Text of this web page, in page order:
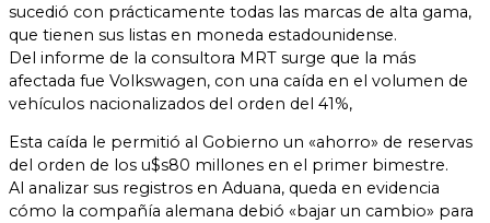
sucedió con prácticamente todas las marcas de alta gama,
que tienen sus listas en moneda estadounidense.
Del informe de la consultora MRT surge que la más
afectada fue Volkswagen, con una caída en el volumen de
vehículos nacionalizados del orden del 41%,
Esta caída le permitió al Gobierno un «ahorro» de reservas
del orden de los u$s80 millones en el primer bimestre.
Al analizar sus registros en Aduana, queda en evidencia
cómo la compañía alemana debió «bajar un cambio» para